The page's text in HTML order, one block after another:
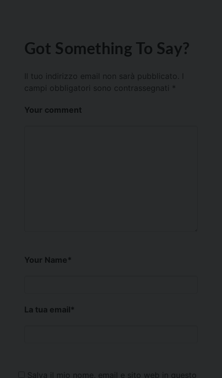
Got Something To Say?
Il tuo indirizzo email non sarà pubblicato.
campi obbligatori sono contrassegnati *
Your comment
Your Name*
La tua email*
Salva il mio nome, email e sito web in questo